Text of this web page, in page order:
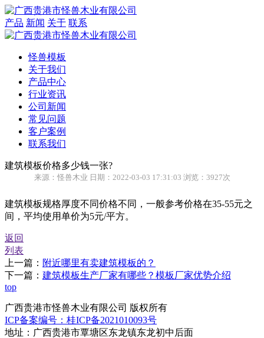
产品 新闻 关于 联系
怪兽模板
关于我们
产品中心
行业资讯
公司新闻
常见问题
客户案例
联系我们
建筑模板价格多少钱一张?
来源：怪兽木业 日期：2022-03-03 17:31:03 浏览：3927次
建筑模板规格厚度不同价格不同，一般参考价格在35-55元之
间，平均使用单价为5元/平方。
返回
列表
上一篇： 附近哪里有卖建筑模板的？
下一篇： 建筑模板生产厂家有哪些？模板厂家优势介绍
top
广西贵港市怪兽木业有限公司 版权所有
ICP备案编号：桂ICP备2021010093号
地址：广西贵港市覃塘区东龙镇东龙初中后面